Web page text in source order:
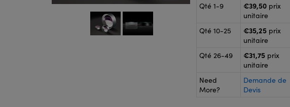
Qté 1-9 €39,50 prix
unitaire
Qté 10-25
€35,25 prix
unitaire
Qté 26-49
€31,75 prix
unitaire
Need
More?
Demande de
Devis